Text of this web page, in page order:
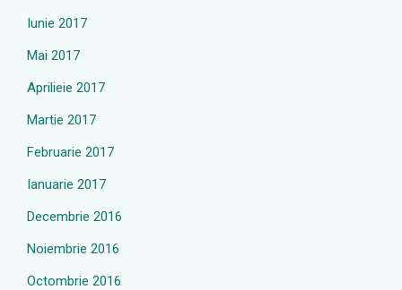
Iunie 2017
Mai 2017
Aprilieie 2017
Martie 2017
Februarie 2017
Ianuarie 2017
Decembrie 2016
Noiembrie 2016
Octombrie 2016